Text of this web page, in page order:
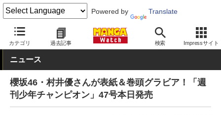
Powered by Translate
カテゴリ 過去記事 検索 Impressサイト
MANGA Watch 雑誌 週刊少年チャンピオン
ニュース
櫻坂46・村井優さんが表紙＆巻頭グラビア！「週
刊少年チャンピオン」47号本日発売